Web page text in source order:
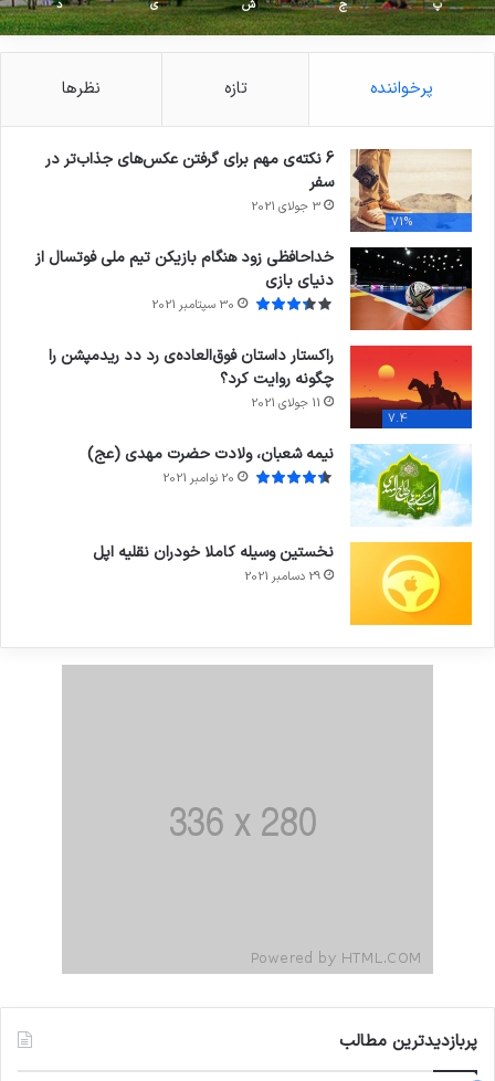
پ ج ش ی د
پرخواننده تازه نظرها
71%
6 نکته‌ی مهم برای گرفتن عکس‌های جذاب‌تر در
سفر
3 جولای 2021
خداحافظی زود هنگام بازیکن تیم ملی فوتسال از
دنیای بازی
30 سپتامبر 2021
7.4
راکستار داستان فوق‌العاده‌ی رد دد ریدمپشن را
چگونه روایت کرد؟
11 جولای 2021
نیمه شعبان، ولادت حضرت مهدی (عج)
20 نوامبر 2021
نخستین وسیله کاملا خودران نقلیه اپل
29 دسامبر 2021
پربازدیدترین مطالب